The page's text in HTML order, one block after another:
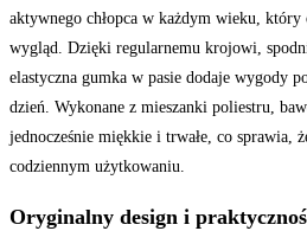
aktywnego chłopca w każdym wieku,
wygląd. Dzięki regularnemu krojowi,
elastyczna gumka w pasie dodaje wygody
dzień. Wykonane z mieszanki poliestru,
jednocześnie miękkie i trwałe, co sprawia,
codziennym użytkowaniu.
Oryginalny design i